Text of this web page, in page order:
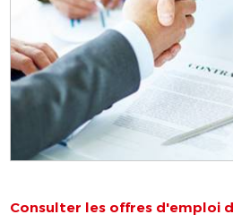
Consulter les offres d'emploi